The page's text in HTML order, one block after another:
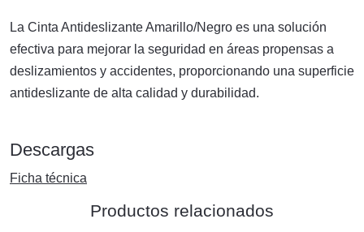
La Cinta Antideslizante Amarillo/Negro es una solución
efectiva para mejorar la seguridad en áreas propensas a
deslizamientos y accidentes, proporcionando una superficie
antideslizante de alta calidad y durabilidad.
Descargas
Ficha técnica
Productos relacionados